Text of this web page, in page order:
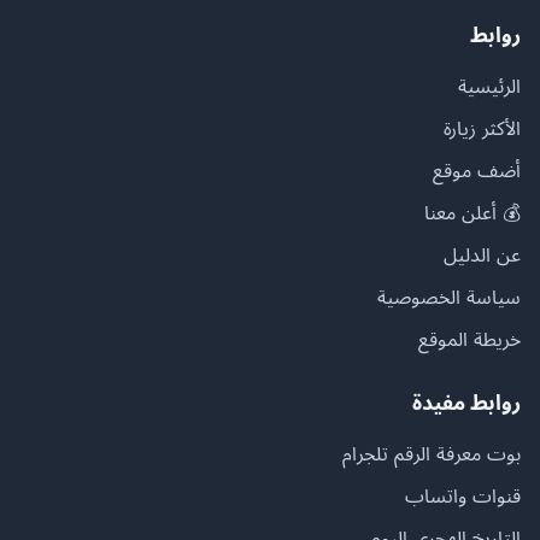
روابط
الرئيسية
الأكثر زيارة
أضف موقع
💰 أعلن معنا
عن الدليل
سياسة الخصوصية
خريطة الموقع
روابط مفيدة
بوت معرفة الرقم تلجرام
قنوات واتساب